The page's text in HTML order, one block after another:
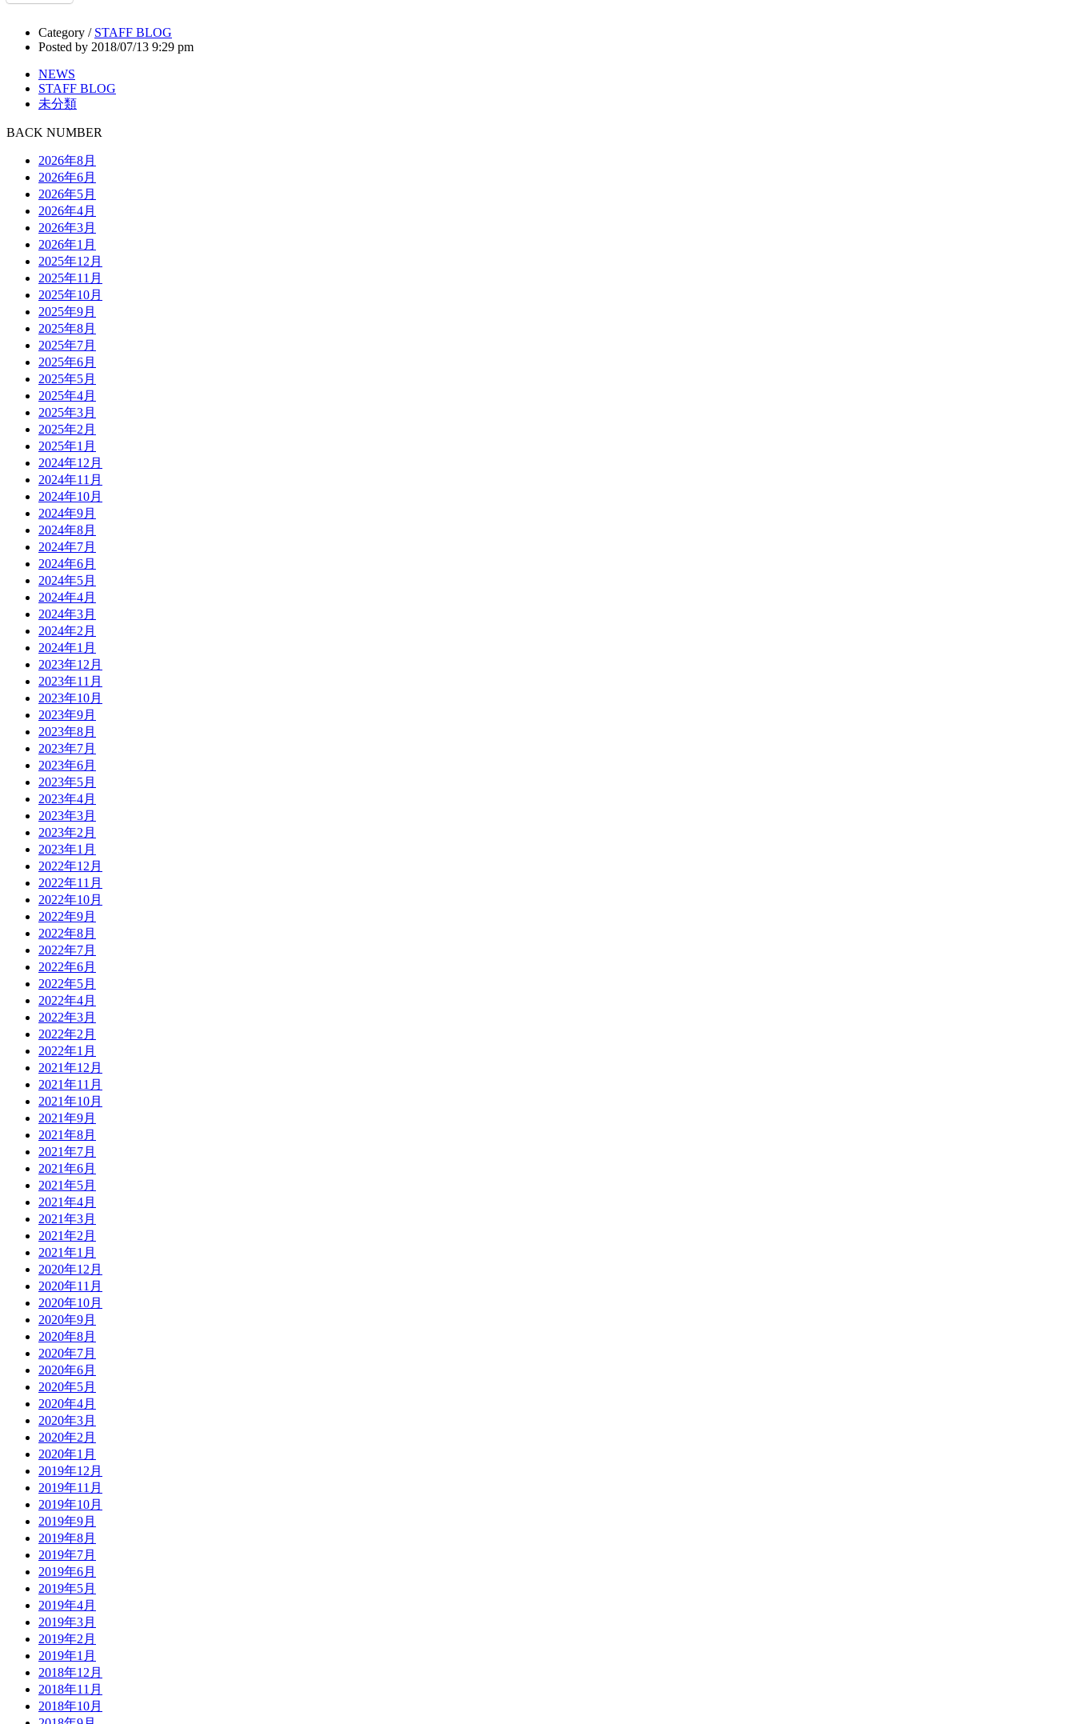
Category / STAFF BLOG
Posted by 2018/07/13 9:29 pm
NEWS
STAFF BLOG
未分類
BACK NUMBER
2026年8月
2026年6月
2026年5月
2026年4月
2026年3月
2026年1月
2025年12月
2025年11月
2025年10月
2025年9月
2025年8月
2025年7月
2025年6月
2025年5月
2025年4月
2025年3月
2025年2月
2025年1月
2024年12月
2024年11月
2024年10月
2024年9月
2024年8月
2024年7月
2024年6月
2024年5月
2024年4月
2024年3月
2024年2月
2024年1月
2023年12月
2023年11月
2023年10月
2023年9月
2023年8月
2023年7月
2023年6月
2023年5月
2023年4月
2023年3月
2023年2月
2023年1月
2022年12月
2022年11月
2022年10月
2022年9月
2022年8月
2022年7月
2022年6月
2022年5月
2022年4月
2022年3月
2022年2月
2022年1月
2021年12月
2021年11月
2021年10月
2021年9月
2021年8月
2021年7月
2021年6月
2021年5月
2021年4月
2021年3月
2021年2月
2021年1月
2020年12月
2020年11月
2020年10月
2020年9月
2020年8月
2020年7月
2020年6月
2020年5月
2020年4月
2020年3月
2020年2月
2020年1月
2019年12月
2019年11月
2019年10月
2019年9月
2019年8月
2019年7月
2019年6月
2019年5月
2019年4月
2019年3月
2019年2月
2019年1月
2018年12月
2018年11月
2018年10月